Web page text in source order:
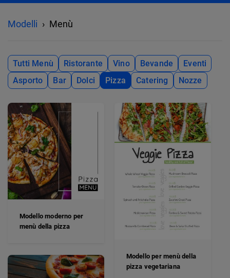
Modelli Menù
Tutti Menù Ristorante Vino Bevande
Eventi
Asporto
Bar Dolci Pizza Catering Nozze
Modello moderno per
menù della pizza
Modello per menù della
pizza vegetariana